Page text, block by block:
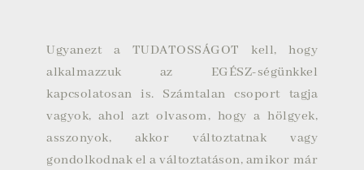
Ugyanezt a TUDATOSSÁGOT kell, hogy
alkalmazzuk az EGÉSZ-ségünkkel
kapcsolatosan is. Számtalan csoport tagja
vagyok, ahol azt olvasom, hogy a hölgyek,
asszonyok, akkor változtatnak vagy
gondolkodnak el a változtatáson, amikor már